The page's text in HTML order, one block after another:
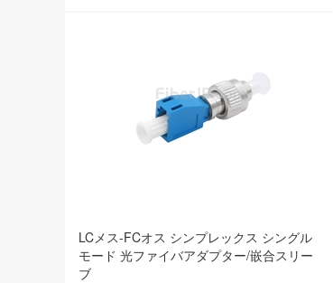
LCメス-FCオス シンプレックス シングル
モード 光ファイバアダプター/嵌合スリー
ブ